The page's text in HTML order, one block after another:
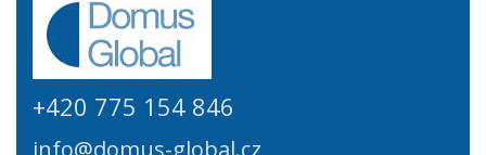
+420 775 154 846
info@domus-global.cz